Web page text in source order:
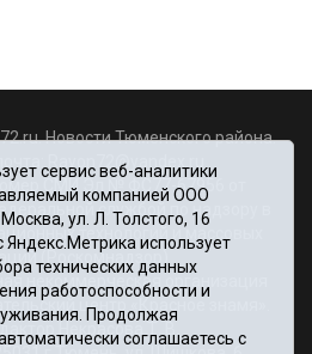
Новости Тюменского района.
Rayon72@yandex.ru
СМИ Эл № ФС77-67956 от
службой по надзору в
технологий и массовых
(Роскомнадзор)
некоммерческая организация
центр «Красное знамя».
Некрасова Т. В.
сервис веб-аналитики
компанией ООО
ул. Л. Толстого, 16
использует
технических данных
работоспособности и
Продолжая
соглашаетесь с